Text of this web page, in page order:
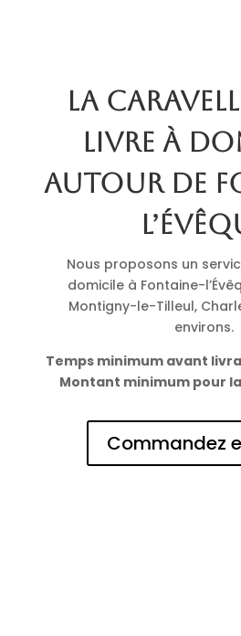
La
livre à
autour de
Nous proposons un
domicile à Fontaine-
Montigny-le-Tilleul,
environs.
Temps minimum avant
Montant minimum pour
Commandez